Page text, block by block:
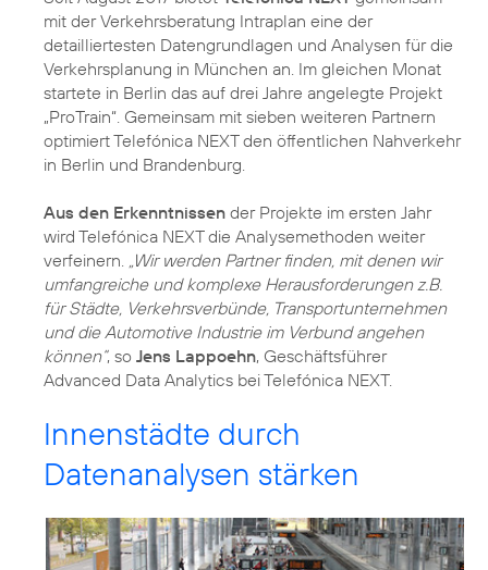
mit der Verkehrsberatung Intraplan eine der
detailliertesten Datengrundlagen und Analysen für die
Verkehrsplanung in München an. Im gleichen Monat
startete in Berlin das auf drei Jahre angelegte Projekt
„ProTrain“. Gemeinsam mit sieben weiteren Partnern
optimiert Telefónica NEXT den öffentlichen Nahverkehr
in Berlin und Brandenburg.
Aus den Erkenntnissen der Projekte im ersten Jahr
wird Telefónica NEXT die Analysemethoden weiter
verfeinern. „Wir werden Partner finden, mit denen wir
umfangreiche und komplexe Herausforderungen z.B.
für Städte, Verkehrsverbünde, Transportunternehmen
und die Automotive Industrie im Verbund angehen
können“, so Jens Lappoehn, Geschäftsführer
Advanced Data Analytics bei Telefónica NEXT.
Innenstädte durch
Datenanalysen stärken